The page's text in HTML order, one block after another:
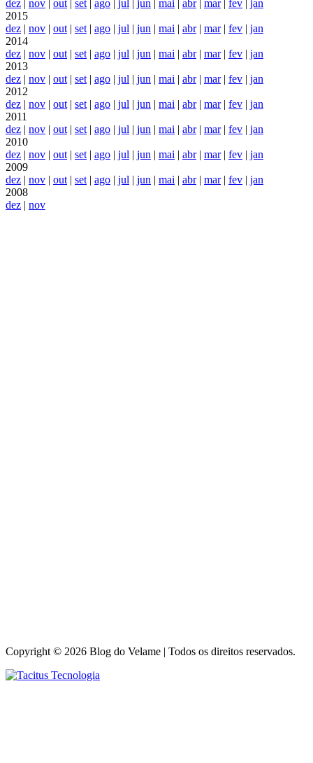
dez nov out| set| ago jul jun mai abr| mar| fev
jan
2015
dez
nov out| set| ago jul jun mai abr| mar| fev
jan
2014
dez
nov out| set| ago jul jun mai abr| mar| fev
jan
2013
dez
nov out| set| ago jul jun mai abr| mar| fev
jan
2012
dez
nov out| set| ago jul jun mai abr| mar| fev
jan
2011
dez
nov out| set| ago jul jun mai abr| mar| fev
jan
2010
dez
nov out| set| ago jul jun mai abr| mar| fev
jan
2009
dez
nov out| set| ago jul jun mai abr| mar| fev
jan
2008
dez
nov
Copyright © 2026 Blog do Velame | Todos os direitos reservados.